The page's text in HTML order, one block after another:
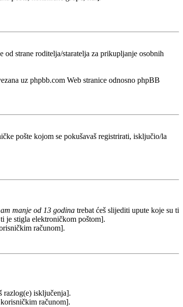
strane roditelja/staratelja za prikupljanje osobnih
uz phpbb.com Web stranice odnosno phpBB
pošte kojom se pokušavaš registrirati, isključio/la
manje od 13 godina trebat ćeš slijediti upute koje su ti
je stigla elektroničkom poštom].
računom].
razlog(e) isključenja].
računom].